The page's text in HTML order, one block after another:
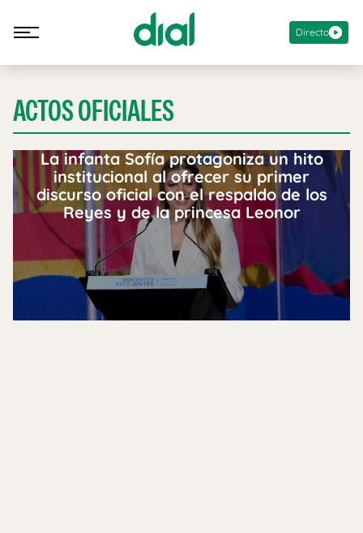
Directo
ACTOS OFICIALES
La infanta Sofía protagoniza un hito
institucional al ofrecer su primer
discurso oficial con el respaldo de los
Reyes y de la princesa Leonor